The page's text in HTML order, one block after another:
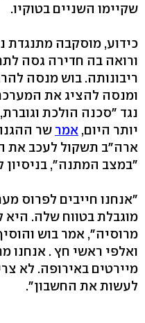
שקיימו השניים בטוקיו.
כידוע, מוסקבה מתנגדת
ורואה בה חדירה גסה
ריבונותה. בוש מנסה
ומנסה להציג את
נגד "סכנה הולכת
יותר היום, אמר שר
ארה"ב תשקול לעכב את
"במצב המתנה",
"אנחנו חייבים לפרוס
מוגבלת בטווח שלה. היא
מרוסיה", אמר בוש
ואלפי ראשי חץ . אנחנו
מיירטים באירופה. לא
לעשות את החשבון".